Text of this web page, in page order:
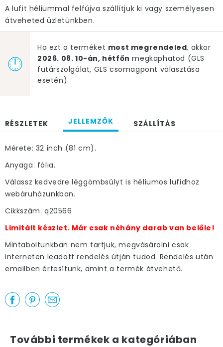
A lufit héliummal felfújva szállítjuk ki vagy személyesen
átveheted üzletünkben.
Ha ezt a terméket most megrendeled, akkor
2026. 08. 10-án, hétfőn megkaphatod (GLS
futárszolgálat, GLS csomagpont választása
esetén)
RÉSZLETEK JELLEMZŐK SZÁLLÍTÁS
Mérete: 32 inch (81 cm).
Anyaga: fólia.
Válassz kedvedre léggömbsúlyt is héliumos lufidhoz
webáruházunkban.
Cikkszám: q20566
Limitált készlet. Már csak néhány darab van belőle!
Mintaboltunkban nem tartjuk, megvásárolni csak
interneten leadott rendelés útján tudod. Rendelés után
emailben értesítünk, amint a termék átvehető.
További termékek a kategóriában